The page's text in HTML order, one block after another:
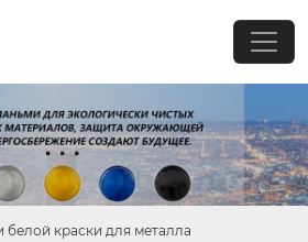
белой краски для металла